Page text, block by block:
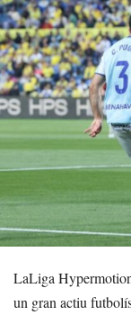
LaLiga
un gran actiu